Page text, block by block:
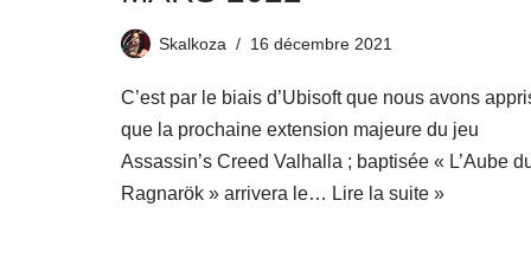
Skalkoza 16 décembre 2021
C’est par le biais d’Ubisoft que nous avons
que la prochaine extension majeure du jeu
Assassin’s Creed Valhalla ; baptisée « L’Aube
Ragnarök » arrivera le… Lire la suite »